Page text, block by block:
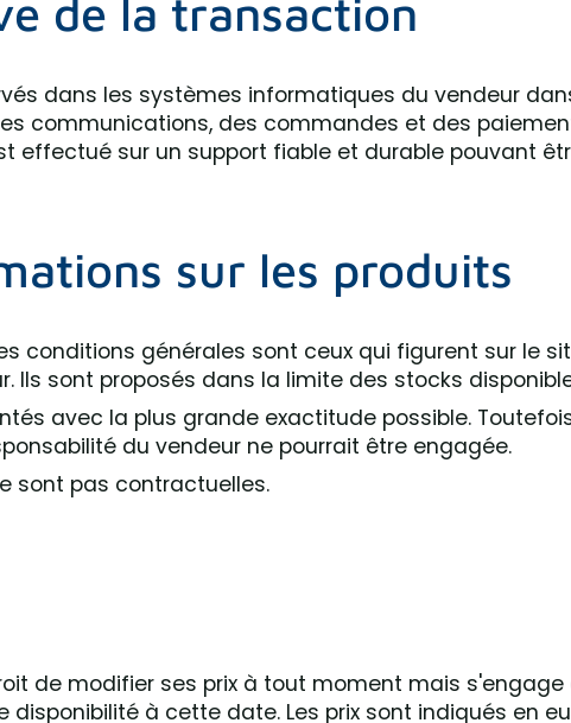
de la transaction
dans les systèmes informatiques du vendeur
communications, des commandes et des
effectué sur un support fiable et durable pouvant
sur les produits
conditions générales sont ceux qui figurent sur le
Ils sont proposés dans la limite des stocks
avec la plus grande exactitude possible.
du vendeur ne pourrait être engagée.
sont pas contractuelles.
de modifier ses prix à tout moment mais
à cette date. Les prix sont indiqués en